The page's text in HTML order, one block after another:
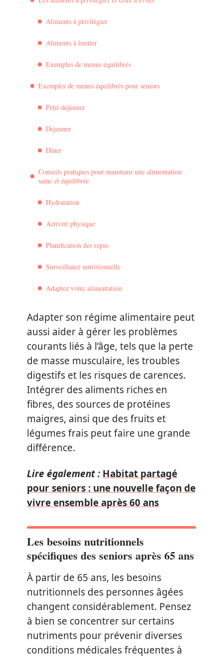
Aliments à privilégier
Aliments à limiter
Exemples de menus équilibrés
Exemples de menus équilibrés pour seniors
Petit-déjeuner
Déjeuner
Dîner
Conseils pratiques pour maintenir une alimentation
saine et équilibrée
Hydratation
Activité physique
Planification des repas
Surveillance nutritionnelle
Adaptez votre alimentation
Adapter son régime alimentaire peut
aussi aider à gérer les problèmes
courants liés à l’âge, tels que la perte
de masse musculaire, les troubles
digestifs et les risques de carences.
Intégrer des aliments riches en
fibres, des sources de protéines
maigres, ainsi que des fruits et
légumes frais peut faire une grande
différence.
Lire également : Habitat partagé
pour seniors : une nouvelle façon de
vivre ensemble après 60 ans
Les besoins nutritionnels
spécifiques des seniors après 65 ans
À partir de 65 ans, les besoins
nutritionnels des personnes âgées
changent considérablement. Pensez
à bien se concentrer sur certains
nutriments pour prévenir diverses
conditions médicales fréquentes à